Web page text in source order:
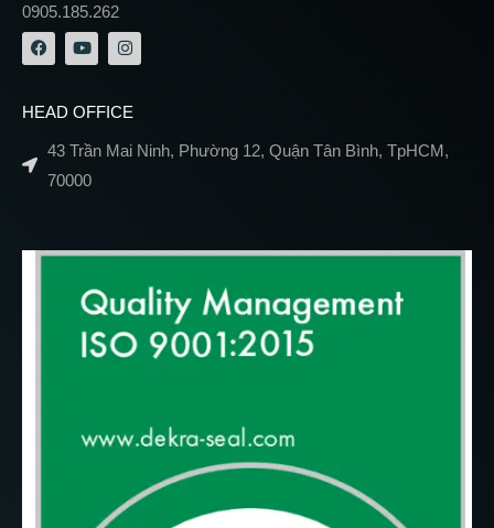
0905.185.262
HEAD OFFICE
43 Trần Mai Ninh, Phường 12, Quận Tân Bình, TpHCM,
70000